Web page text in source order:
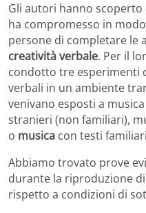
Gli autori hanno scoperto
ha compromesso in
persone di completare le
creatività verbale. Per il
condotto tre esperimenti
verbali in un ambiente
venivano esposti a
stranieri (non familiari),
o musica con testi
Abbiamo trovato prove
durante la riproduzione
rispetto a condizioni di